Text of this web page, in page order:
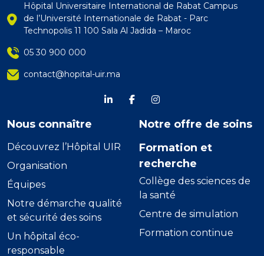
Hôpital Universitaire International de Rabat Campus
de l’Université Internationale de Rabat - Parc
Technopolis 11 100 Sala Al Jadida – Maroc
05 30 900 000
contact@hopital-uir.ma
linkdeinFacebookInstagram
Nous connaître
Découvrez l’Hôpital UIR
Organisation
Équipes
Notre démarche qualité
et sécurité des soins
Un hôpital éco-
responsable
Notre offre de soins
Formation et
recherche
Collège des sciences de
la santé
Centre de simulation
Formation continue